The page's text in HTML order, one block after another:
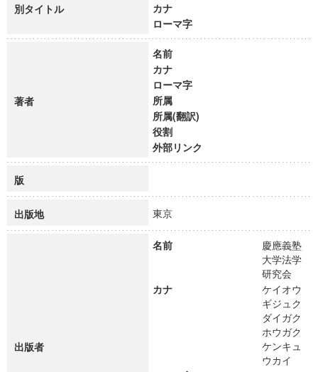
別タイトル
カナ
ローマ字
著者
名前
カナ
ローマ字
所属
所属(翻訳)
役割
外部リンク
版
出版地 東京
出版者
名前
慶應義塾
大学法学
研究会
カナ
ケイオウ
ギジュク
ダイガク
ホウガク
ケンキュ
ウカイ